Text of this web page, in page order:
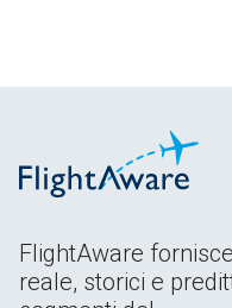
FlightAware
reale, storici e